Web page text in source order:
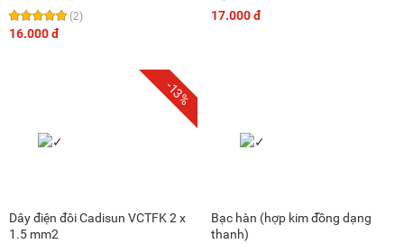
(2)
16.000 đ
17.000 đ
-13%
Dây điện đôi Cadisun VCTFK 2 x
1.5 mm2
Bạc hàn (hợp kim đồng dạng
thanh)